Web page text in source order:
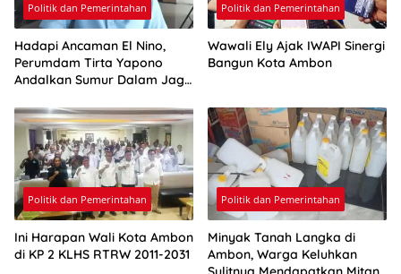
Politik dan Pemerintahan
Hadapi Ancaman El Nino,
Perumdam Tirta Yapono
Andalkan Sumur Dalam Jaga
Politik dan Pemerintahan
Wawali Ely Ajak IWAPI Sinergi
Bangun Kota Ambon
Politik dan Pemerintahan
Ini Harapan Wali Kota Ambon
di KP 2 KLHS RTRW 2011-2031
Politik dan Pemerintahan
Minyak Tanah Langka di
Ambon, Warga Keluhkan